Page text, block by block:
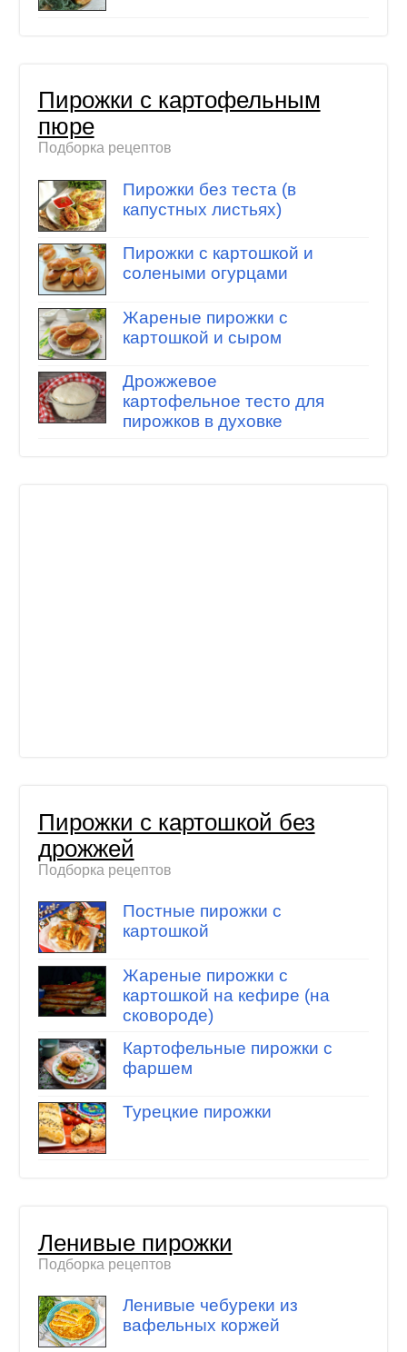
Пирожки с картофельным
пюре
Подборка рецептов
Пирожки без теста (в
капустных листьях)
Пирожки с картошкой и
солеными огурцами
Жареные пирожки с
картошкой и сыром
Дрожжевое
картофельное тесто для
пирожков в духовке
Пирожки с картошкой без
дрожжей
Подборка рецептов
Постные пирожки с
картошкой
Жареные пирожки с
картошкой на кефире (на
сковороде)
Картофельные пирожки с
фаршем
Турецкие пирожки
Ленивые пирожки
Подборка рецептов
Ленивые чебуреки из
вафельных коржей